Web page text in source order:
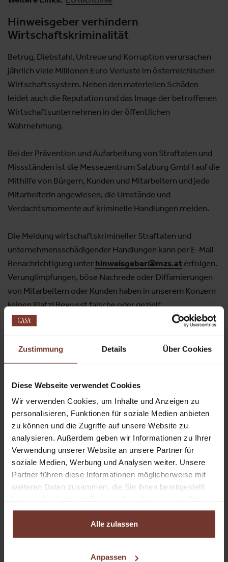
Zustimmung Details Über Cookies
Diese Webseite verwendet Cookies
Wir verwenden Cookies, um Inhalte und Anzeigen zu
personalisieren, Funktionen für soziale Medien anbieten
zu können und die Zugriffe auf unsere Website zu
analysieren. Außerdem geben wir Informationen zu Ihrer
Verwendung unserer Website an unsere Partner für
soziale Medien, Werbung und Analysen weiter. Unsere
Partner führen diese Informationen möglicherweise mit
weiteren Daten zusammen, die Sie ihnen bereitgestellt
gesammelt haben.
Alle zulassen
Anpassen
Hinweisgeber verhindern
Wirtschaftskriminalität
Betrug, Diebstahl, Untreue und Korruption verursachen
jährlich viele Millionen Euro Verluste im österreichischen
Wirtschaftssystem. Neben den materiellen Schäden
leidet auch die Reputation und das Image der betroffenen
Wirtschaftsunternehmen in der öffentlichen
Wahrnehmung.
Bei der Prävention und Aufarbeitung von Straftaten und
Missständen ist die Messezentrum Salzburg GmbH auf die
Mithilfe von Bürgern, Kunden und Mitarbeitern und jede
Mitarbeiterin angewiesen, die Umstände und
Verdachtsmomente auf kriminelle Handlungen melden.
Die Meldung wirtschaftskrimineller Straftaten und
unternehmensschädigender Handlungen kann per E-Mail
Benachrichtigung unter hinweisgeber@mzs.at erfolgen.
Verunglimpfungen, böse Nachrede oder Diffamierungen
von Mitarbeitern oder Kunden haben in unserem Konzern
keinen Platz! Bewusst falsche oder gezielt
verleumderische Hinweise oder Informationen passen
einen Missstand melden, sind keine Denunzianten! Mit
Hilfe von diesen Informationen können die
rechtsstaatlichen Werte unseres Landes bewahrt werden
und Schaden von der Wirtschaft in Österreich fern
gehalten werden.
Schutz der Hinweisgeber
Eingehende Meldungen werden streng vertraulich
Hinweisgeber darf und wird in keiner Weise ein Nachteil
durch seine Hinweisabgabe erwachsen.
Warum ist die Abgabe einer Meldung wichtig?